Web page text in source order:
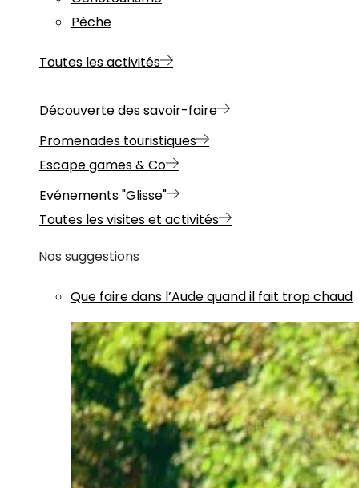
Pêche
Toutes les activités
Découverte des savoir-faire
Promenades touristiques
Escape games & Co
Evénements "Glisse"
Toutes les visites et activités
Nos suggestions
Que faire dans l’Aude quand il fait trop chaud